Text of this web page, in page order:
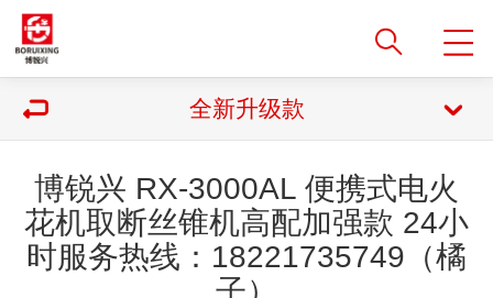
全新升级款
博锐兴 RX-3000AL 便携式电火
花机取断丝锥机高配加强款 24小
时服务热线：18221735749（橘
子）